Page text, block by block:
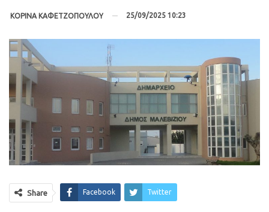
ΚΟΡΙΝΑ ΚΑΦΕΤΖΟΠΟΥΛΟΥ 25/09/2025 10:23
Share Facebook Twitter